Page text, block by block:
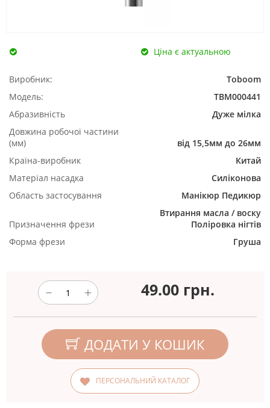
Ціна є актуальною
Виробник:
Toboom
Модель:
TBM000441
Абразивність
Дуже мілка
Довжина робочої частини
(мм)
від 15,5мм до 26мм
Країна-виробник
Китай
Матеріал насадка
Силіконова
Область застосування
Манікюр Педикюр
Призначення фрези
Втирання масла / воску
Поліровка нігтів
Форма фрези
Груша
49.00 грн.
ДОДАТИ У КОШИК
ПЕРСОНАЛЬНИЙ КАТАЛОГ